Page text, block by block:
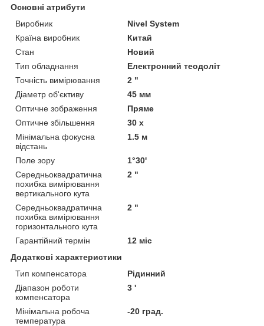
Основні атрибути
Виробник
Nivel System
Країна виробник
Китай
Стан
Новий
Тип обладнання
Електронний теодоліт
Точність вимірювання
2 "
Діаметр об'єктиву
45 мм
Оптичне зображення
Пряме
Оптичне збільшення
30 х
Мінімальна фокусна
відстань
1.5 м
Поле зору
1°30'
Середньоквадратична
похибка вимірювання
вертикального кута
2 "
Середньоквадратична
похибка вимірювання
горизонтального кута
2 "
Гарантійний термін
12 міс
Додаткові характеристики
Тип компенсатора
Рідинний
Діапазон роботи
компенсатора
3 '
Мінімальна робоча
температура
-20 град.